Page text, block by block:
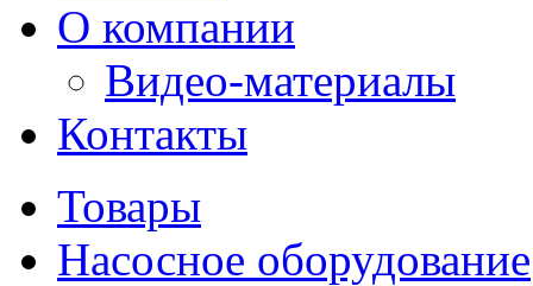
О компании
Видео-материалы
Контакты
Товары
Насосное оборудование